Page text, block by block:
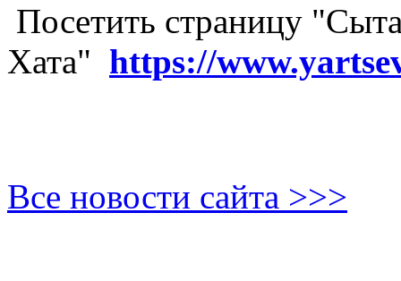
Посетить страницу
Хата" https://
Все новости сайта >>>